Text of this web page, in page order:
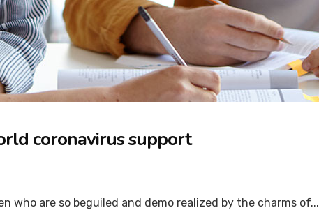
coronavirus support
who are so beguiled and demo realized by the charms of...